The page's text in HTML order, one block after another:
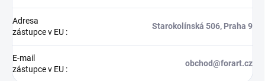
Adresa
zástupce v EU :
Starokolínská 506, Praha 9
E-mail
zástupce v EU :
obchod@forart.cz